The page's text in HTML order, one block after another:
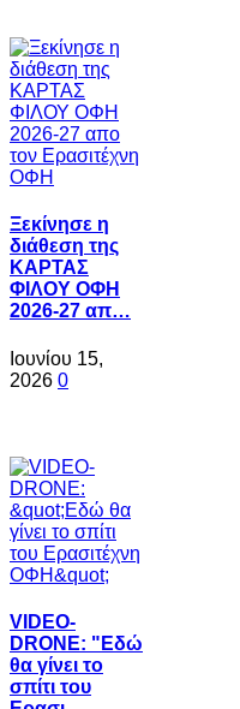
Ξεκίνησε η
διάθεση της
ΚΑΡΤΑΣ
ΦΙΛΟΥ ΟΦΗ
2026-27 απ…
Ιουνίου 15,
2026 0
VIDEO-
DRONE: "Εδώ
θα γίνει το
σπίτι του